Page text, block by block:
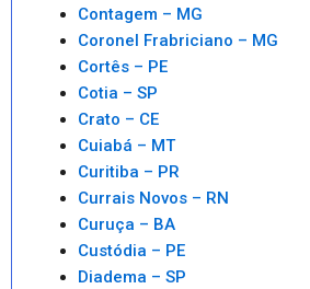
Contagem – MG
Coronel Frabriciano – MG
Cortês – PE
Cotia – SP
Crato – CE
Cuiabá – MT
Curitiba – PR
Currais Novos – RN
Curuça – BA
Custódia – PE
Diadema – SP